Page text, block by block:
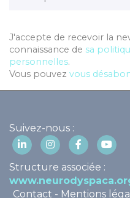
J'accepte de recevoir la
connaissance de sa
personnelles.
Vous pouvez vous
Suivez-nous :
Structure associée :
Contact - Mentions